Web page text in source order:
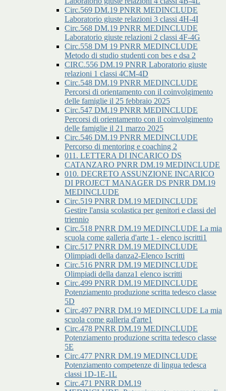
Circ.569 DM.19 PNRR MEDINCLUDE
Laboratorio giuste relazioni 3 classi 4H-4I
Circ.568 DM.19 PNRR MEDINCLUDE
Laboratorio giuste relazioni 2 classi 4F-4G
Circ.558 DM 19 PNRR MEDINCLUDE
Metodo di studio studenti con bes e dsa 2
CIRC.556 DM.19 PNRR Laboratorio giuste
relazioni 1 classi 4CM-4D
Circ.548 DM.19 PNRR MEDINCLUDE
Percorsi di orientamento con il coinvolgimento
delle famiglie il 25 febbraio 2025
Circ.547 DM.19 PNRR MEDINCLUDE
Percorsi di orientamento con il coinvolgimento
delle famiglie il 21 marzo 2025
Circ.546 DM.19 PNRR MEDINCLUDE
Percorso di mentoring e coaching 2
011. LETTERA DI INCARICO DS
CATANZARO PNRR DM.19 MEDINCLUDE
010. DECRETO ASSUNZIONE INCARICO
DI PROJECT MANAGER DS PNRR DM.19
MEDINCLUDE
Circ.519 PNRR DM.19 MEDINCLUDE
Gestire l'ansia scolastica per genitori e classi del
triennio
Circ.518 PNRR DM.19 MEDINCLUDE La mia
scuola come galleria d'arte 1 - elenco iscritti1
Circ.517 PNRR DM.19 MEDINCLUDE
Olimpiadi della danza2-Elenco Iscritti
Circ.516 PNRR DM.19 MEDINCLUDE
Olimpiadi della danza1 elenco iscritti
Circ.499 PNRR DM.19 MEDINCLUDE
Potenziamento produzione scritta tedesco classe
5D
Circ.497 PNRR DM.19 MEDINCLUDE La mia
scuola come galleria d'arte1
Circ.478 PNRR DM.19 MEDINCLUDE
Potenziamento produzione scritta tedesco classe
5E
Circ.477 PNRR DM.19 MEDINCLUDE
Potenziamento competenze di lingua tedesca
classi 1D-1E-1L
Circ.471 PNRR DM.19